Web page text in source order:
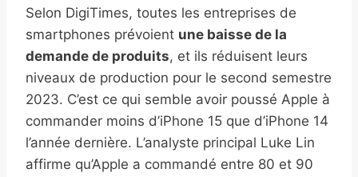
Selon DigiTimes, toutes les entreprises de
smartphones prévoient une baisse de la
demande de produits, et ils réduisent leurs
niveaux de production pour le second semestre
2023. C’est ce qui semble avoir poussé Apple à
commander moins d’iPhone 15 que d’iPhone 14
l’année dernière. L’analyste principal Luke Lin
affirme qu’Apple a commandé entre 80 et 90